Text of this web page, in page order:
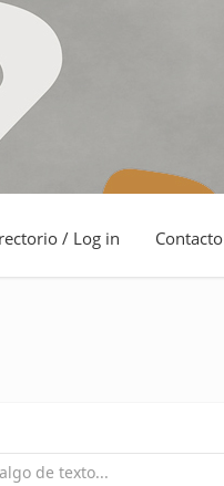
/ Log in Contacto